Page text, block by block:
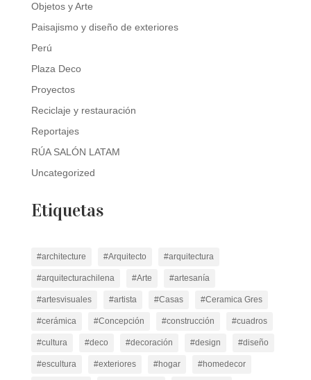
Objetos y Arte
Paisajismo y diseño de exteriores
Perú
Plaza Deco
Proyectos
Reciclaje y restauración
Reportajes
RÚA SALÓN LATAM
Uncategorized
Etiquetas
#architecture #Arquitecto #arquitectura
#arquitecturachilena #Arte #artesanía
#artesvisuales #artista #Casas #Ceramica Gres
#cerámica #Concepción #construcción #cuadros
#cultura #deco #decoración #design #diseño
#escultura #exteriores #hogar #homedecor